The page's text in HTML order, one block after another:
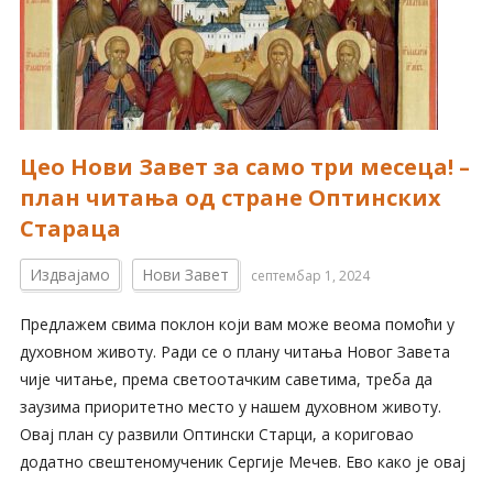
Цео Нови Завет за само три месеца! –
план читања од стране Оптинских
Стараца
Издвајамо Нови Завет септембар 1, 2024
Предлажем свима поклон који вам може веома помоћи у
духовном животу. Ради се о плану читања Новог Завета
чије читање, према светоотачким саветима, треба да
заузима приоритетно место у нашем духовном животу.
Овај план су развили Оптински Старци, а кориговао
додатно свештеномученик Сергије Мечев. Ево како је овај